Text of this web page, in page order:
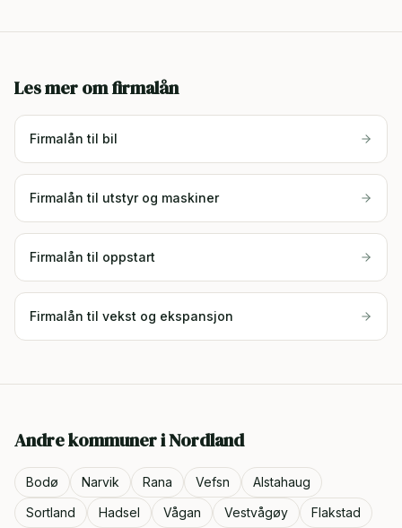
Les mer om firmalån
Firmalån til bil
Firmalån til utstyr og maskiner
Firmalån til oppstart
Firmalån til vekst og ekspansjon
Andre kommuner iNordland
Bodø Narvik Rana Vefsn
Alstahaug
Sortland
Hadsel Vågan Vestvågøy
Flakstad